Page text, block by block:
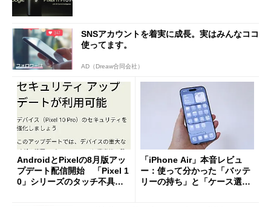
SNSアカウントを着実に成長。実はみんなココ
使ってます。
AD（Dreaw合同会社）
AndroidとPixelの8月版アッ
プデート配信開始 「Pixel 1
0」シリーズのタッチ不具合
「iPhone Air」本音レビュ
ー：使って分かった「バッテ
リーの持ち」と「ケース選